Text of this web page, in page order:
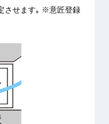
させます｡ ※意匠登録